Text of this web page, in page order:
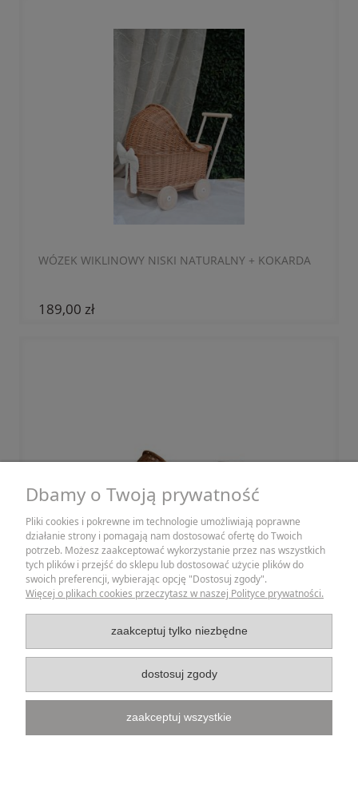
WÓZEK WIKLINOWY NISKI NATURALNY + KOKARDA
189,00 zł
WÓZEK WIKLINOWY NISKI NATURALNY + KOKARDA
189,00 zł
Dbamy o Twoją prywatność
Pliki cookies i pokrewne im technologie umożliwiają poprawne
działanie strony i pomagają nam dostosować ofertę do Twoich
potrzeb. Możesz zaakceptować wykorzystanie przez nas wszystkich
tych plików i przejść do sklepu lub dostosować użycie plików do
swoich preferencji, wybierając opcję "Dostosuj zgody".
Więcej o plikach cookies przeczytasz w naszej Polityce prywatności.
zaakceptuj tylko niezbędne
dostosuj zgody
zaakceptuj wszystkie